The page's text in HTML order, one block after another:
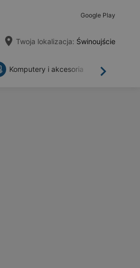
Google Play
Twoja lokalizacja: Świnoujście
Dalej
Komputery i akcesoria